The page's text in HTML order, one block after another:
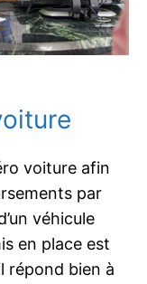
voiture afin
par
véhicule
en place est
répond bien à